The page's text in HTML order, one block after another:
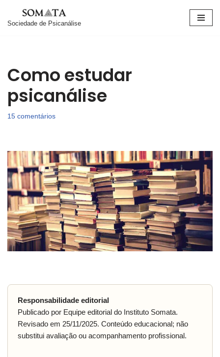
Pular
Sociedade de Psicanálise
Como estudar
psicanálise
15 comentários
Responsabilidade editorial
Publicado por Equipe editorial do Instituto Somata.
Revisado em 25/11/2025. Conteúdo educacional; não
substitui avaliação ou acompanhamento profissional.